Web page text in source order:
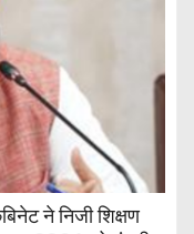
ने निजी शिक्षण